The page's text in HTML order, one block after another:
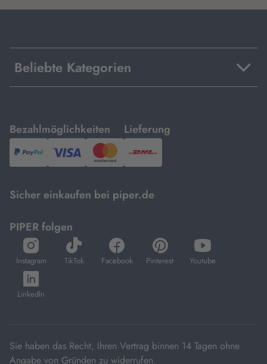
Beliebte Kategorien
Bezahlmöglichkeiten
mit
PayPal,Visa
und
Lieferung
mit
DHL.
Sicher einkaufen bei piper.de
PIPER folgen
Instagram
öffnet
in
neuem
Tab
TikTok
öffnet
in
Facebook
öffnet
in
Pinterest
öffnet
in
Youtube
öffnet
in
LinkedIn
öffnet
in
Sie haben das Recht, Ihren Vertrag binnen 14 Tagen ohne
Angabe von Gründen zu widerrufen.